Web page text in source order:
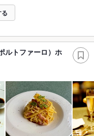
ルトファーロ）ホ